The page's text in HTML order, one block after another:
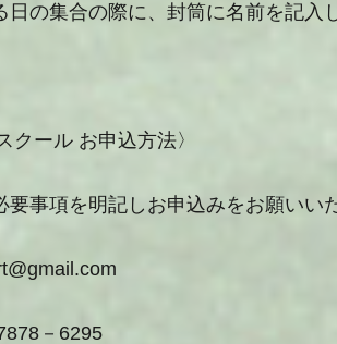
日の集合の際に、封筒に名前を記入
クール お申込方法〉
要事項を明記しお申込みをお願いい
－6295